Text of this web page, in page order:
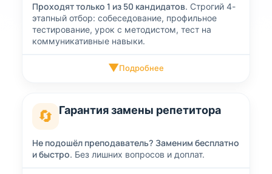
Проходят только 1 из 50 кандидатов. Строгий 4-
этапный отбор: собеседование, профильное
тестирование, урок с методистом, тест на
коммуникативные навыки.
▼Подробнее
🔄 Гарантия замены репетитора
Не подошёл преподаватель? Заменим бесплатно
и быстро. Без лишних вопросов и доплат.